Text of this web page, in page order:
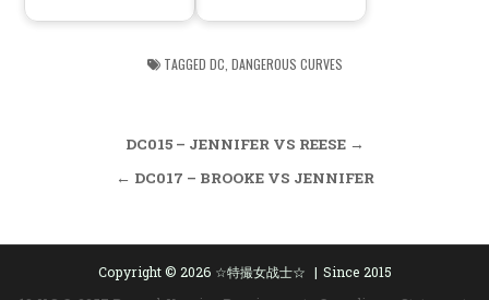
TAGGED DC DANGEROUS CURVES
navigation
DC015 – JENNIFER VS REESE →
← DC017 – BROOKE VS JENNIFER
Copyright © 2026 ☆特撮女战士☆
Since 2015